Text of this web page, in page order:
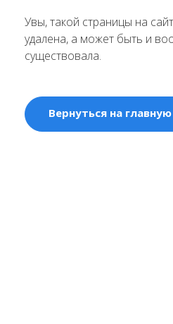
Увы, такой страницы на
удалена, а может быть и
существовала.
Вернуться на главную